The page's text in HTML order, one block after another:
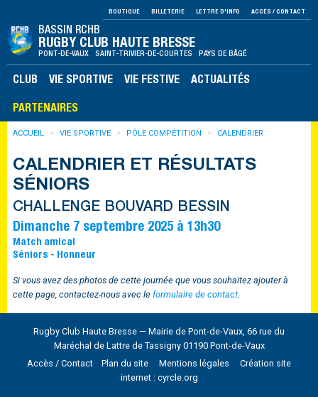
BOUTIQUE BILLETERIE LETTRE D'INFO ACCÈS / CONTACT
BASSIN RCHB
RUGBY CLUB HAUTE BRESSE
PONT-DE-VAUX SAINT-TRIVIER-DE-COURTES PAYS DE BÂGÉ
CLUB VIE SPORTIVE VIE FESTIVE ACTUALITÉS
PARTENAIRES
ACCUEIL VIE SPORTIVE PÔLE COMPÉTITION CALENDRIER
CALENDRIER ET RÉSULTATS
SÉNIORS
CHALLENGE BOUVARD BESSIN
Dimanche 7 septembre 2025 à 13h30
Match amical
Séniors - Honneur
Si vous avez des photos de cette journée que vous souhaitez ajouter à
cette page, contactez-nous avec le formulaire de contact
Rugby Club Haute Bresse — Mairie de Pont-de-Vaux, 66 rue du
Maréchal de Lattre de Tassigny 01190 Pont-de-Vaux
Accès / Contact
Plan du site Mentions légales
Création site
internet : cyrcle.org